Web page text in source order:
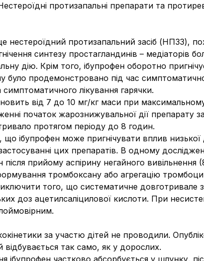
протизапальні препарати та
нестероїдний протизапальний засіб (НПЗЗ),
синтезу простагландинів – медіаторів
дію. Крім того, ібупрофен оборотно
було продемонстровано під час
симптоматичного лікування гарячки.
від 7 до 10 мг/кг маси при
початок жарознижувальної дії препарату
протягом періоду до 8 годин.
що ібупрофен може пригнічувати вплив
цих препаратів. В одному
прийому аспірину негайного вивільнення
тромбоксану або агрегацію
того, що систематичне довготривале
доз ацетилсаліцилової кислоти. При
за участю дітей не проводили.
відбувається так само, як у дорослих.
ібупрофен частково абсорбується у шлунку,